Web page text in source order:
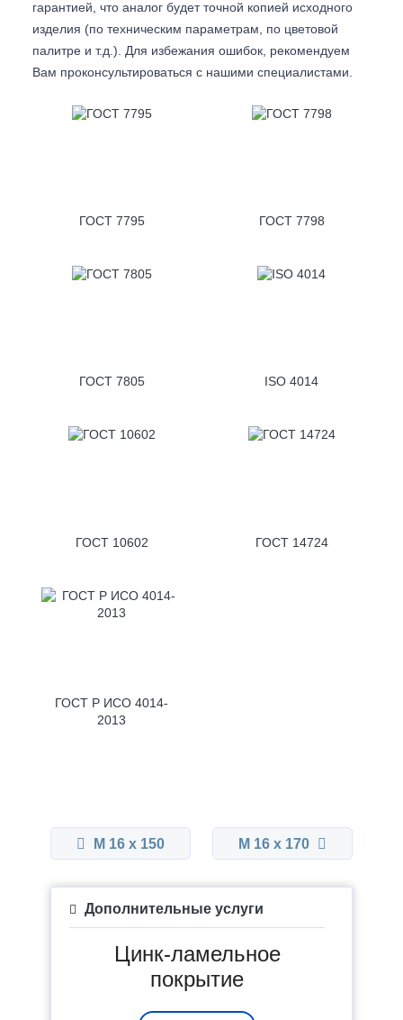
гарантией, что аналог будет точной копией исходного
изделия (по техническим параметрам, по цветовой
палитре и т.д.). Для избежания ошибок, рекомендуем
Вам проконсультироваться с нашими специалистами.
ГОСТ 7795 ГОСТ 7798
ГОСТ 7805 ISO 4014
ГОСТ 10602 ГОСТ 14724
ГОСТ Р ИСО 4014-
2013
М 16 x 150 М 16 x 170
Дополнительные услуги
Цинк-ламельное
покрытие